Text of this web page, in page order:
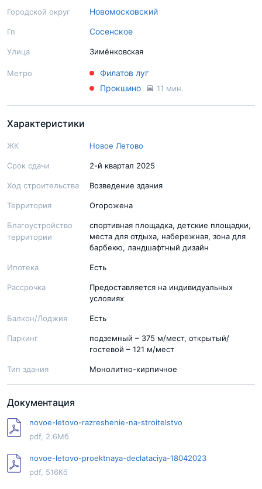
Городской округ Новомосковский
Гп Сосенское
Улица Зимёнковская
Метро
Филатов луг
Прокшино
11 мин.
Характеристики
ЖК Новое Летово
Срок сдачи 2-й квартал 2025
Ход строительства Возведение здания
Территория Огорожена
Благоустройство
территории
спортивная площадка, детские площадки,
места для отдыха, набережная, зона для
барбекю, ландшафтный дизайн
Ипотека Есть
Рассрочка
Предоставляется на индивидуальных
условиях
Балкон/Лоджия Есть
Паркинг
подземный – 375 м/мест, открытый/
гостевой – 121 м/мест
Тип здания Монолитно-кирпичное
Документация
novoe-letovo-razreshenie-na-stroitelstvo
pdf, 2.6Мб
novoe-letovo-proektnaya-declataciya-18042023
pdf, 516Кб